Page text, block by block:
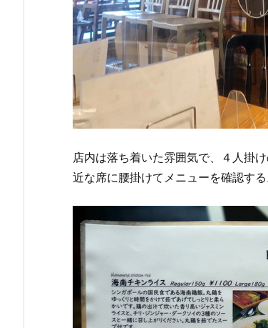
店内は落ち着いた雰囲気で、４人掛
近な席に腰掛けてメニューを確認する